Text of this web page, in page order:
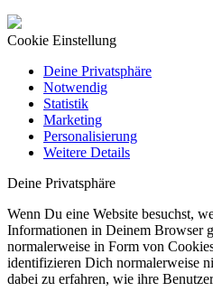
Cookie Einstellung
Deine Privatsphäre
Notwendig
Statistik
Marketing
Personalisierung
Weitere Details
Deine Privatsphäre
Wenn Du eine Website besuchst,
Informationen in Deinem Browser
normalerweise in Form von
identifizieren Dich normalerweise
dabei zu erfahren, wie ihre